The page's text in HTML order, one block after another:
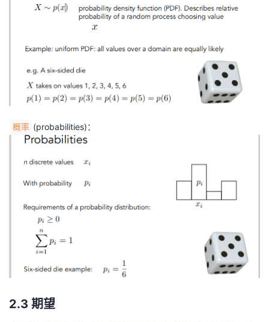
概率 (probabilities)：
2.3 期望